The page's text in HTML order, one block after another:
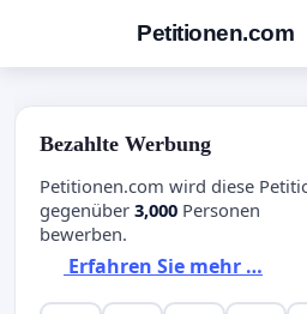
Petitionen.com
Bezahlte Werbung
Petitionen.com wird diese
gegenüber 3,000 Personen
bewerben.
Erfahren Sie mehr …